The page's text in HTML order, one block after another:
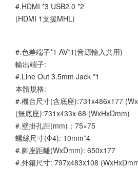
#.HDMI *3 USB2.0 *2
(HDMI 1支援MHL)
#.色差端子*1 AV*1(音源輸入共用)
輸出端子:
#.Line Out 3.5mm Jack *1
本體規格:
#.機台尺寸(含底座):731x486x177
(無底座):731x433x 68 (WxHxDmm)
#.壁掛孔距(mm)：75×75
螺絲尺寸(Φ4): 10mm*4
#.腳座距離(WxDmm): 650x177
#.外箱尺寸: 797x483x108